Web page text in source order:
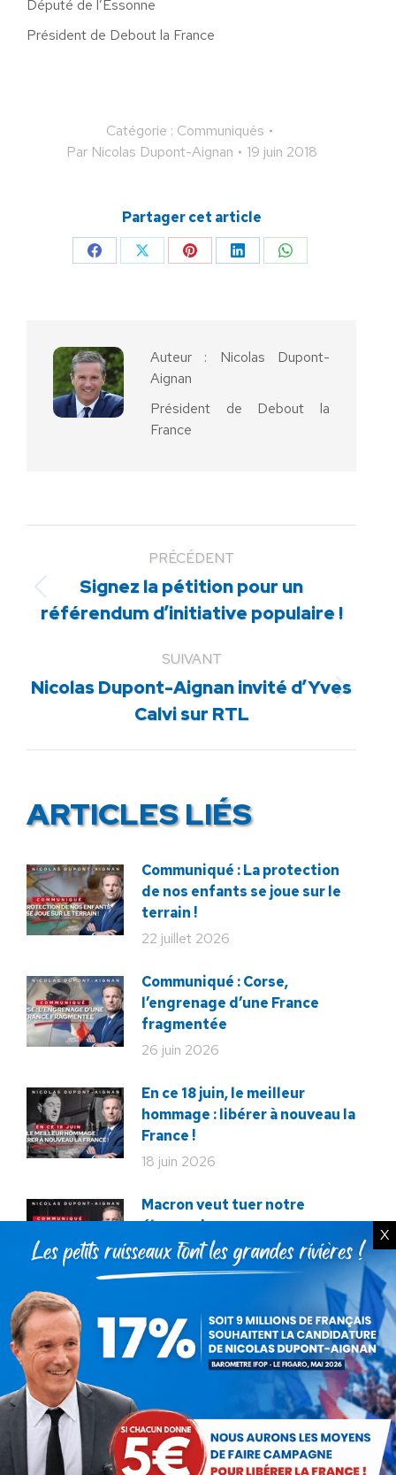
Député de l’Essonne
Président de Debout la France
Catégorie : Communiqués
Par Nicolas Dupont-Aignan 19 juin 2018
Partager cet article
PartagerPartagerPartagerPartagerPartager
Auteur : Nicolas Dupont-
Aignan
Président de Debout la
France
PRÉCÉDENT
Article
précédent
Signez la pétition pour un
référendum d’initiative populaire !
SUIVANT
Article
suivant
Nicolas Dupont-Aignan invité d’Yves
Calvi sur RTL
ARTICLES LIÉS
Communiqué : La protection
de nos enfants se joue sur le
terrain !
22 juillet 2026
Communiqué : Corse,
l’engrenage d’une France
fragmentée
26 juin 2026
En ce 18 juin, le meilleur
hommage : libérer à nouveau la
France !
18 juin 2026
Macron veut tuer notre
élevage !
12 décembre 2025
Service militaire : à quand des
mesures sérieuses et
réalistes ?
28 novembre 2025
Budget : l’imposture de trop.
La destitution au plus tôt !
24 novembre 2025
X